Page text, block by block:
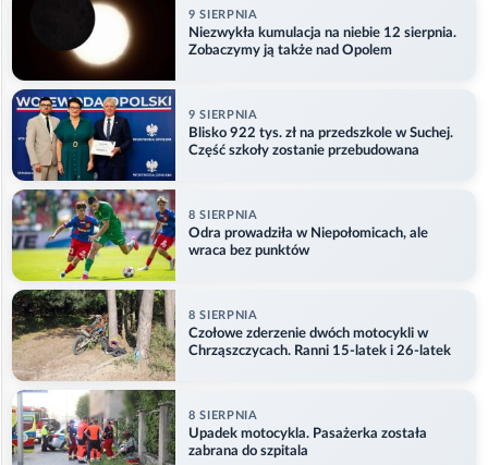
9 SIERPNIA
Niezwykła kumulacja na niebie 12 sierpnia.
Zobaczymy ją także nad Opolem
9 SIERPNIA
Blisko 922 tys. zł na przedszkole w Suchej.
Część szkoły zostanie przebudowana
8 SIERPNIA
Odra prowadziła w Niepołomicach, ale
wraca bez punktów
8 SIERPNIA
Czołowe zderzenie dwóch motocykli w
Chrząszczycach. Ranni 15-latek i 26-latek
8 SIERPNIA
Upadek motocykla. Pasażerka została
zabrana do szpitala